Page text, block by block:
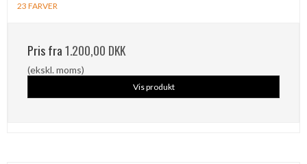
23 FARVER
Pris fra1.200,00 DKK
(ekskl. moms)
Vis produkt